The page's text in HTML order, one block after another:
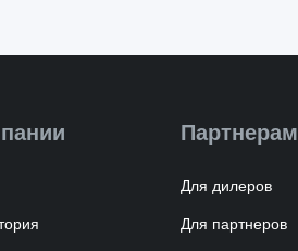
Партнерам
Для дилеров
Для партнеров